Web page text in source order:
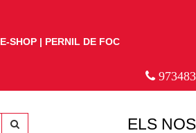
E-SHOP PERNIL DE FOC
ELS